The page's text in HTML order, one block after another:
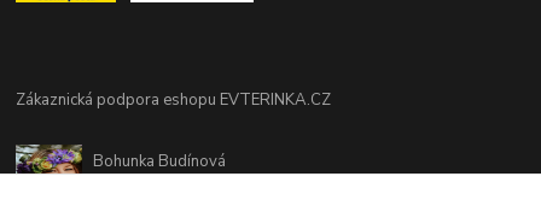
Zákaznická podpora eshopu EVTERINKA.CZ
Bohunka Budínová